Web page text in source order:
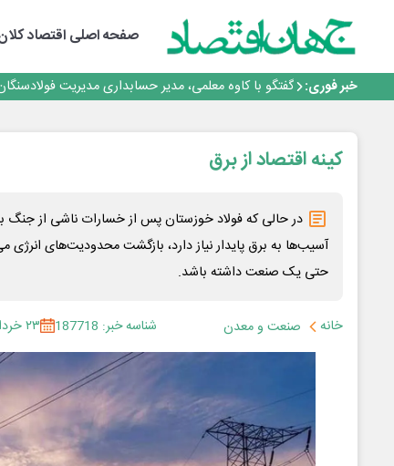
صفحه اصلیاقتصاد
خبر فوری:
راهی که فولاد مبارکه پس از جنگ در پیش گرفت
فولاد مبارکه اصفهان
گفتگو با کاوه معلمی، مدیر حسابداری مدیریت
حیات اکتشافات غدیر در هاله‌ای از ابهام
راهی که فولاد مبارکه پس از جنگ در پیش گرفت
فولاد مبارکه اصفهان
افتتاح بزرگ‌ترین و مجهزترین آموزشگاه فنی وحرفه ای
کینه اقتصاد از برق
در حالی که فولاد خوزستان پس از خسارات ناشی از جنگ
آسیب‌ها به برق پایدار نیاز دارد، بازگشت محدودیت‌های انرژی
حتی یک صنعت داشته باشد.
خانه صنعت و معدن شناسه خبر: 187718 ۲۳ خرداد ۱۴۰۵